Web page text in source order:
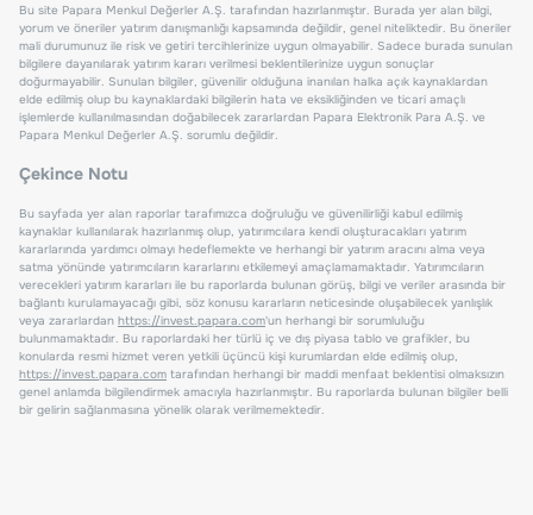
Bu site Papara Menkul Değerler A.Ş. tarafından hazırlanmıştır. Burada yer alan bilgi,
yorum ve öneriler yatırım danışmanlığı kapsamında değildir, genel niteliktedir. Bu öneriler
mali durumunuz ile risk ve getiri tercihlerinize uygun olmayabilir. Sadece burada sunulan
bilgilere dayanılarak yatırım kararı verilmesi beklentilerinize uygun sonuçlar
doğurmayabilir. Sunulan bilgiler, güvenilir olduğuna inanılan halka açık kaynaklardan
elde edilmiş olup bu kaynaklardaki bilgilerin hata ve eksikliğinden ve ticari amaçlı
işlemlerde kullanılmasından doğabilecek zararlardan Papara Elektronik Para A.Ş. ve
Papara Menkul Değerler A.Ş. sorumlu değildir.
Çekince Notu
Bu sayfada yer alan raporlar tarafımızca doğruluğu ve güvenilirliği kabul edilmiş
kaynaklar kullanılarak hazırlanmış olup, yatırımcılara kendi oluşturacakları yatırım
kararlarında yardımcı olmayı hedeflemekte ve herhangi bir yatırım aracını alma veya
satma yönünde yatırımcıların kararlarını etkilemeyi amaçlamamaktadır. Yatırımcıların
verecekleri yatırım kararları ile bu raporlarda bulunan görüş, bilgi ve veriler arasında bir
bağlantı kurulamayacağı gibi, söz konusu kararların neticesinde oluşabilecek yanlışlık
veya zararlardan https://invest.papara.com'un herhangi bir sorumluluğu
bulunmamaktadır. Bu raporlardaki her türlü iç ve dış piyasa tablo ve grafikler, bu
konularda resmi hizmet veren yetkili üçüncü kişi kurumlardan elde edilmiş olup,
https://invest.papara.com tarafından herhangi bir maddi menfaat beklentisi olmaksızın
genel anlamda bilgilendirmek amacıyla hazırlanmıştır. Bu raporlarda bulunan bilgiler belli
bir gelirin sağlanmasına yönelik olarak verilmemektedir.